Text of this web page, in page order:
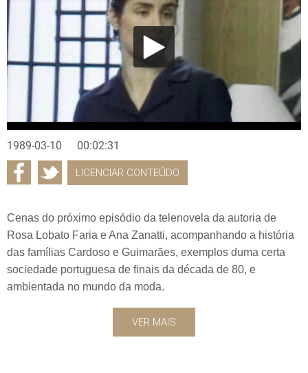
1989-03-10 00:02:31
LICENCIAR CONTEÚDO
Cenas do próximo episódio da telenovela da autoria de
Rosa Lobato Faria e Ana Zanatti, acompanhando a história
das famílias Cardoso e Guimarães, exemplos duma certa
sociedade portuguesa de finais da década de 80, e
ambientada no mundo da moda.
VER MAIS